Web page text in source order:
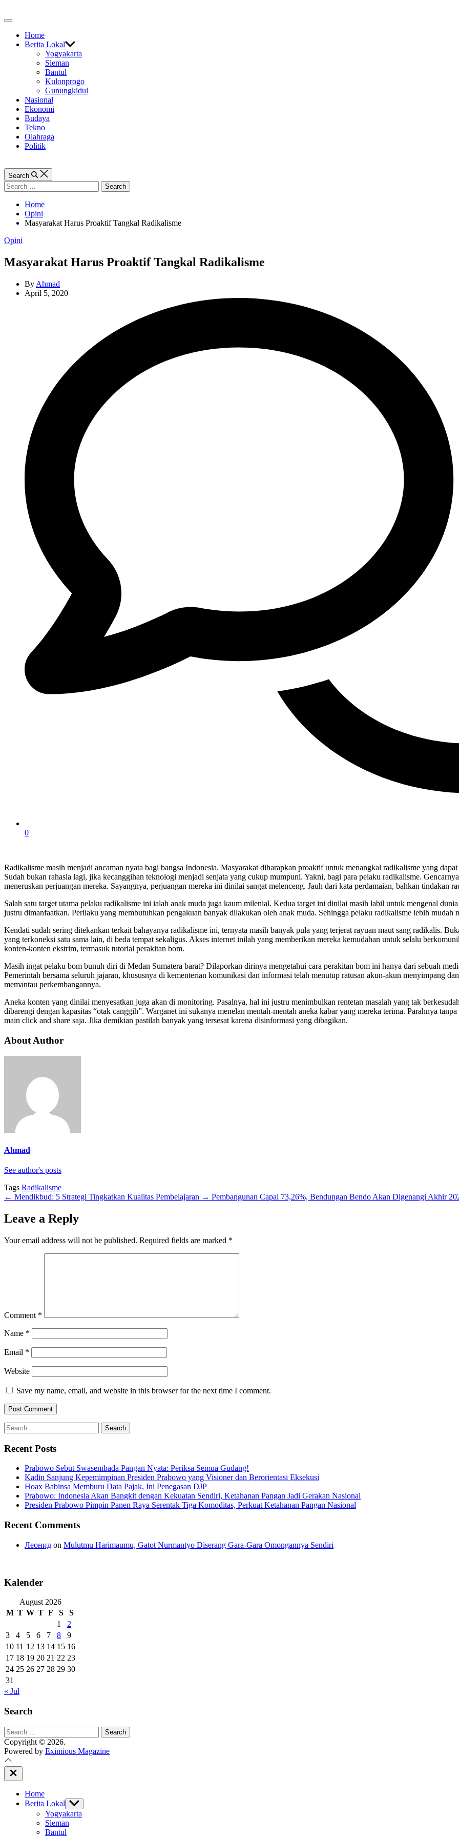
to
Off
CanvasHome
Berita Lokal
Yogyakarta
Sleman
Bantul
Kulonprogo
Gunungkidul
Nasional
Ekonomi
Budaya
Tekno
Olahraga
Politik
Search
Search
for:
Home
Opini
Masyarakat Harus Proaktif Tangkal Radikalisme
Categories
Opini
Masyarakat Harus Proaktif Tangkal Radikalisme
By Ahmad
April 5, 2020
0
Radikalisme masih menjadi ancaman nyata bagi bangsa Indonesia. Masyarakat diharapkan proaktif untuk menangkal radikalisme yang
Sudah bukan rahasia lagi, jika kecanggihan teknologi menjadi senjata yang cukup mumpuni. Yakni, bagi para pelaku radikalisme.
meneruskan perjuangan mereka. Sayangnya, perjuangan mereka ini dinilai sangat melenceng. Jauh dari kata perdamaian, bahkan tindakan
Salah satu target utama pelaku radikalisme ini ialah anak muda juga kaum milenial. Kedua target ini dinilai masih labil untuk mengenal
justru dimanfaatkan. Perilaku yang membutuhkan pengakuan banyak dilakukan oleh anak muda. Sehingga pelaku radikalisme lebih mudah
Kendati sudah sering ditekankan terkait bahayanya radikalisme ini, ternyata masih banyak pula yang terjerat rayuan maut sang radikalis.
yang terkoneksi satu sama lain, di beda tempat sekaligus. Akses internet inilah yang memberikan mereka kemudahan untuk selalu
konten-konten ekstrim, termasuk tutorial perakitan bom.
Masih ingat pelaku bom bunuh diri di Medan Sumatera barat? Dilaporkan dirinya mengetahui cara perakitan bom ini hanya dari sebuah
Pemerintah bersama seluruh jajaran, khususnya di kementerian komunikasi dan informasi telah menutup ratusan akun-akun menyimpang
memantau perkembangannya.
Aneka konten yang dinilai menyesatkan juga akan di monitoring. Pasalnya, hal ini justru menimbulkan rentetan masalah yang tak
dibarengi dengan kapasitas “otak canggih”. Warganet ini sukanya menelan mentah-mentah aneka kabar yang mereka terima. Parahnya
main click and share saja. Jika demikian pastilah banyak yang tersesat karena disinformasi yang dibagikan.
About Author
Ahmad
See author's posts
Tags Radikalisme
← Mendikbud: 5 Strategi Tingkatkan Kualitas Pembelajaran → Pembangunan Capai 73,26%, Bendungan Bendo Akan Digenangi Akhir
Leave a Reply
Your email address will not be published. Required fields are marked *
Comment *
Name *
Email *
Website
Save my name, email, and website in this browser for the next time I comment.
Search
for:
Recent Posts
Prabowo Sebut Swasembada Pangan Nyata: Periksa Semua Gudang!
Kadin Sanjung Kepemimpinan Presiden Prabowo yang Visioner dan Berorientasi Eksekusi
Hoax Babinsa Memburu Data Pajak, Ini Penegasan DJP
Prabowo: Indonesia Akan Bangkit dengan Kekuatan Sendiri, Ketahanan Pangan Jadi Gerakan Nasional
Presiden Prabowo Pimpin Panen Raya Serentak Tiga Komoditas, Perkuat Ketahanan Pangan Nasional
Recent Comments
Леонид on Mulutmu Harimaumu, Gatot Nurmantyo Diserang Gara-Gara Omongannya Sendiri
Kalender
August 2026
M T W T F S
S
1
2
3
4 5 6 7 8
9
10 11 12 13 14 15 16
17 18 19 20 21 22 23
24 25 26 27 28 29 30
31
« Jul
Search
Search
for:
Copyright © 2026.
Powered by Eximious Magazine
Close
Off
Home
Berita Lokal Show
sub
menu
Yogyakarta
Sleman
Bantul